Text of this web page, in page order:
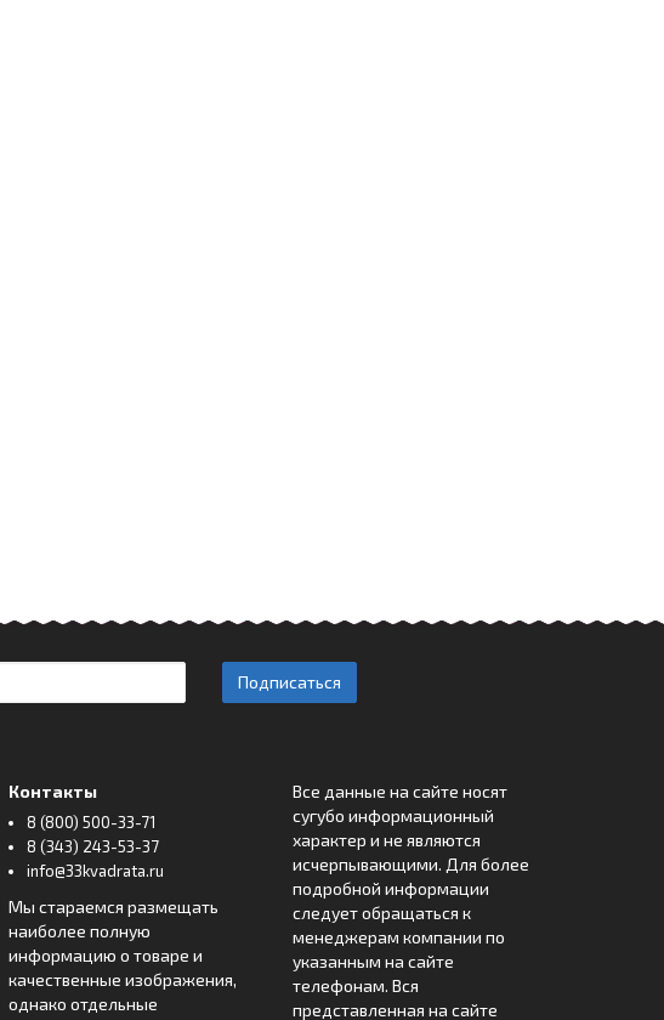
Подписаться
Контакты
8 (800) 500-33-71
8 (343) 243-53-37
info@33kvadrata.ru
Мы стараемся размещать
наиболее полную
информацию о товаре и
качественные изображения,
однако отдельные
Все данные на сайте носят
сугубо информационный
характер и не являются
исчерпывающими. Для более
подробной информации
следует обращаться к
менеджерам компании по
указанным на сайте
телефонам. Вся
представленная на сайте